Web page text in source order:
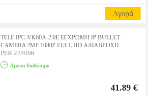
Αγορά
TELE IPC-VK60A-2.0E ΕΓΧΡΩΜΗ IP BULLET
CAMERA 2MP 1080P FULL HD ΑΔΙΑΒΡΟΧΗ
PER.224006
Αμεσα διαθέσιμο
41.89 €